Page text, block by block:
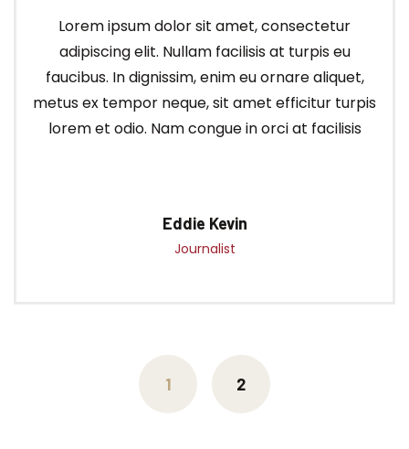
Lorem ipsum dolor sit amet, consectetur
adipiscing elit. Nullam facilisis at turpis eu
faucibus. In dignissim, enim eu ornare aliquet,
metus ex tempor neque, sit amet efficitur turpis
lorem et odio. Nam congue in orci at facilisis
Eddie Kevin
Journalist
navigation
1 2